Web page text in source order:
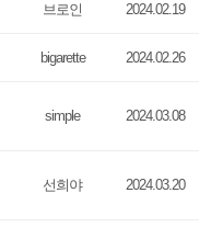
브로인 2024.02.19
bigarette 2024.02.26
simple 2024.03.08
선희야 2024.03.20